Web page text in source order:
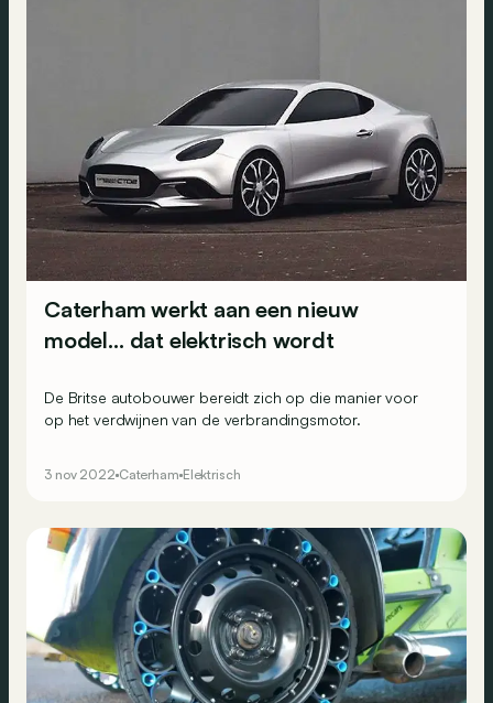
Caterham werkt aan een nieuw
model… dat elektrisch wordt
De Britse autobouwer bereidt zich op die manier voor
op het verdwijnen van de verbrandingsmotor.
3 nov 2022 Caterham Elektrisch